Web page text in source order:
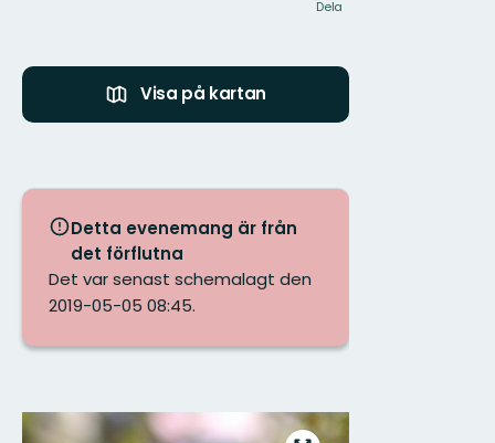
Dela
Visa på kartan
Detta evenemang är från
det förflutna
Det var senast schemalagt den
2019-05-05 08:45.
Bilder